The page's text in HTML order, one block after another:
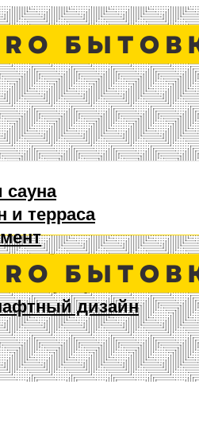
сауна
и терраса
и забор
интерьера
дизайн